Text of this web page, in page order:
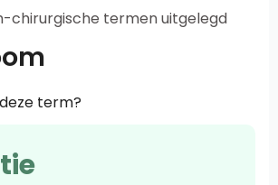
chirurgische termen uitgelegd
term?